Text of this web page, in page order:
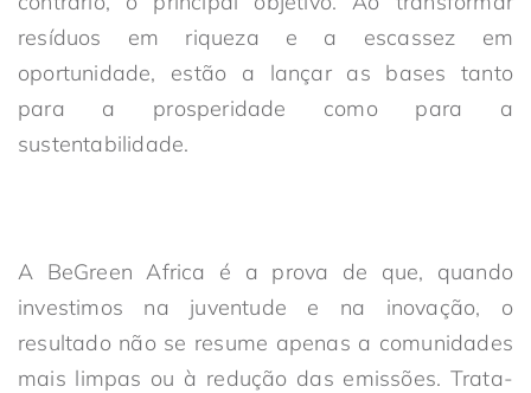
resíduos em riqueza e a escassez em
oportunidade, estão a lançar as bases tanto
para a prosperidade como para a
sustentabilidade.
A BeGreen Africa é a prova de que, quando
investimos na juventude e na inovação, o
resultado não se resume apenas a comunidades
mais limpas ou à redução das emissões. Trata-